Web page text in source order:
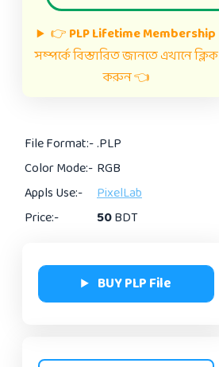
👉PLP Lifetime Membership
সম্পর্কে বিস্তারিত জানতে এখানে ক্লিক
করুন 👈
File Format:-.PLP
Color Mode:- RGB
Appls Use:-
PixelLab
Price:-
50BDT
BUY PLP File